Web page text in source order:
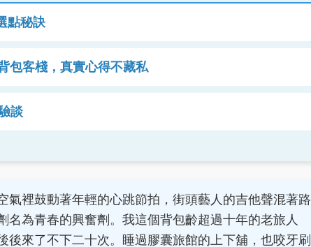
點秘訣
包客棧，真實心得不藏私
談
氣裡鼓動著年輕的心跳節拍，街頭藝人的吉他聲混著路
為青春的興奮劑。我這個背包齡超過十年的老旅人
後來了不下二十次。睡過膠囊旅館的上下舖，也咬牙刷